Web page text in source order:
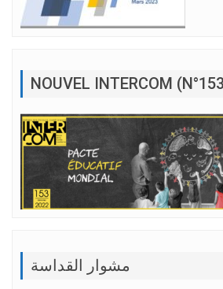
NOUVEL INTERCOM
مشوار القداسة